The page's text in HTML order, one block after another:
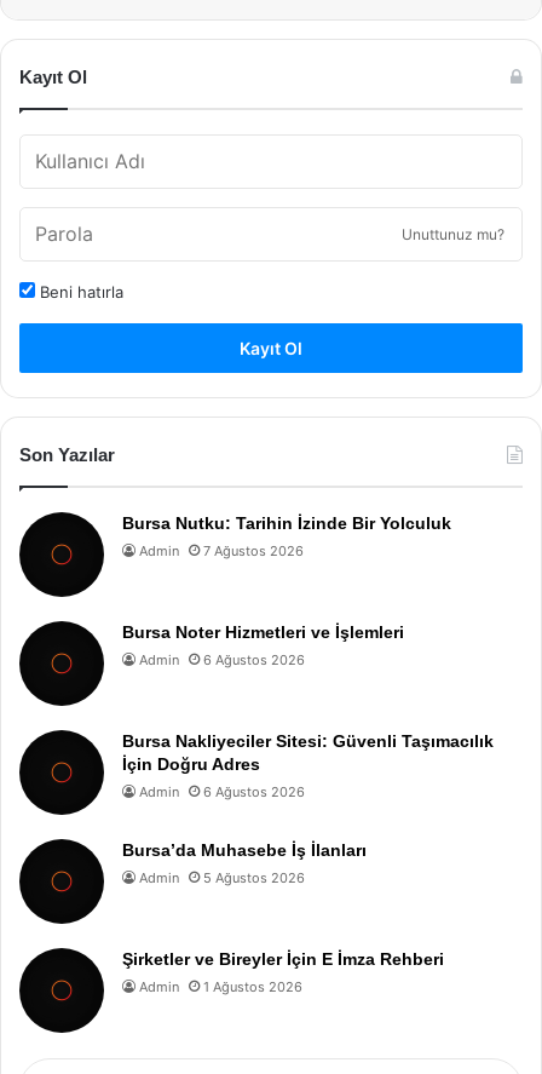
Kayıt Ol
Unuttunuz mu?
Beni hatırla
Kayıt Ol
Son Yazılar
Bursa Nutku: Tarihin İzinde Bir Yolculuk
Admin 7 Ağustos 2026
Bursa Noter Hizmetleri ve İşlemleri
Admin 6 Ağustos 2026
Bursa Nakliyeciler Sitesi: Güvenli Taşımacılık
İçin Doğru Adres
Admin 6 Ağustos 2026
Bursa’da Muhasebe İş İlanları
Admin 5 Ağustos 2026
Şirketler ve Bireyler İçin E İmza Rehberi
Admin 1 Ağustos 2026